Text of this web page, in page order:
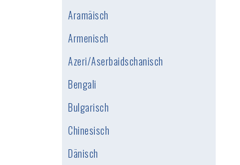
Aramäisch
Armenisch
Azeri/Aserbaidschanisch
Bengali
Bulgarisch
Chinesisch
Dänisch